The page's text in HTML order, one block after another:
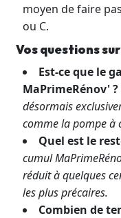
moyen de faire
ou C.
Vos questions
Est-ce que le
MaPrimeRénov' ?
désormais
comme la pompe à
Quel est le
cumul
réduit à quelques
les plus précaires.
Combien de